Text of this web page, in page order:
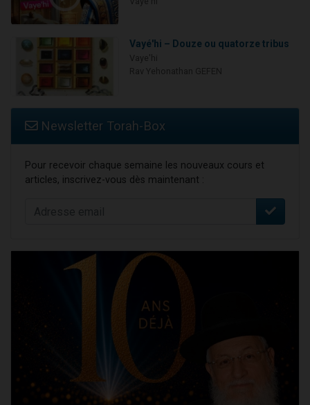
Vayé'hi – Douze ou quatorze tribus
Newsletter Torah-Box
Pour recevoir chaque semaine les nouveaux cours et
articles, inscrivez-vous dès maintenant :